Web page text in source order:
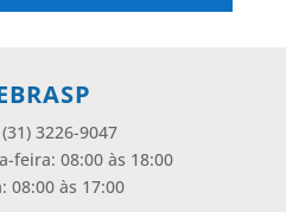
(31) 3226-9047
feira: 08:00 às 18:00
08:00 às 17:00